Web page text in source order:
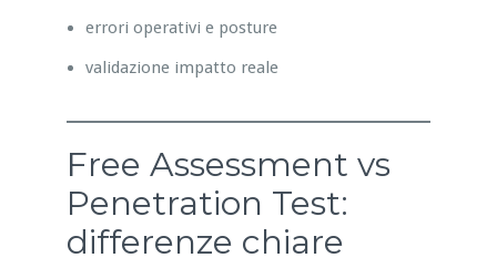
errori operativi e posture
validazione impatto reale
Free Assessment vs
Penetration Test:
differenze chiare